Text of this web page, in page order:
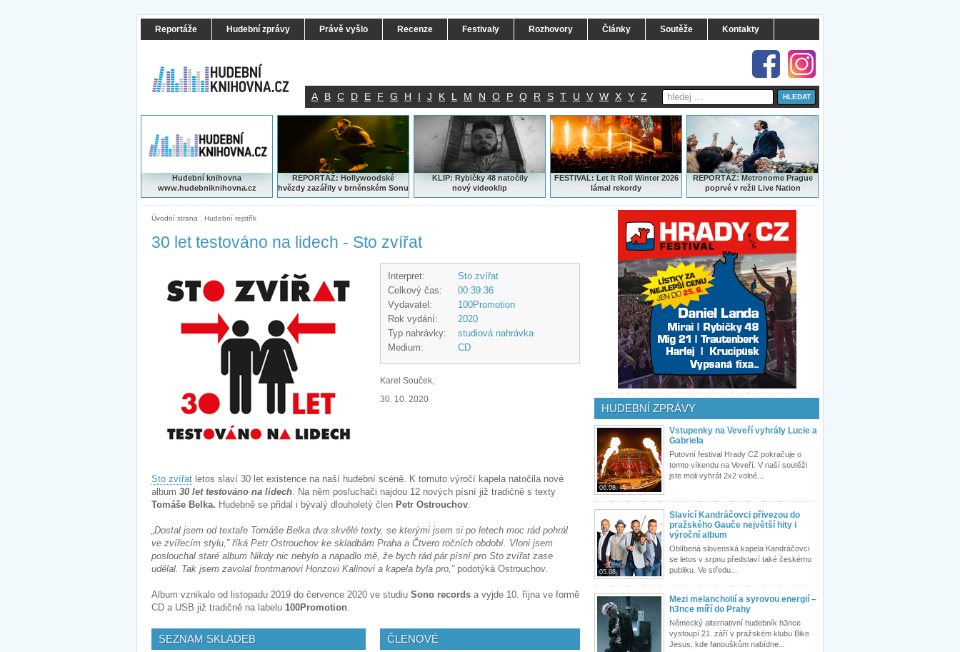
Reportáže Hudební zprávy Právě vyšlo Recenze Festivaly Rozhovory Články Soutěže Kontakty
A B C D E F G H I J K L M N O P Q R S T U V W X Y Z
Hudební knihovna
www.hudebniknihovna.cz
REPORTÁŽ: Hollywoodské
hvězdy zazářily v brněnském Sonu
KLIP: Rybičky 48 natočily
nový videoklip
FESTIVAL: Let It Roll Winter 2026
lámal rekordy
REPORTÁŽ:Metronome Prague
poprvé v režii Live Nation
Úvodní strana | Hudební rejstřík
30 let testováno na lidech - Sto zvířat
Interpret:
Sto zvířat
Celkový čas:
00:39:36
Vydavatel:
100Promotion
Rok vydání:
2020
Typ nahrávky:
studiová nahrávka
Medium:
CD
Karel Souček,
30. 10. 2020
Sto zvířat letos slaví 30 let existence na naší hudební scéně. K tomuto výročí kapela natočila nové
album 30 let testováno na lidech. Na něm posluchači najdou 12 nových písní již tradičně s texty
Tomáše Belka. Hudebně se přidal i bývalý dlouholetý člen Petr Ostrouchov.
„Dostal jsem od textaře Tomáše Belka dva skvělé texty, se kterými jsem si po letech moc rád pohrál
ve zvířecím stylu,” říká Petr Ostrouchov ke skladbám Praha a Čtvero ročních období. Vloni jsem
poslouchal staré album Nikdy nic nebylo a napadlo mě, že bych rád pár písní pro Sto zvířat zase
udělal. Tak jsem zavolal frontmanovi Honzovi Kalinovi a kapela byla pro,” podotýká Ostrouchov.
Album vznikalo od listopadu 2019 do července 2020 ve studiu Sono records a vyjde 10. října ve formě
CD a USB již tradičně na labelu 100Promotion.
SEZNAM SKLADEB ČLENOVÉ
HUDEBNÍ ZPRÁVY
06.08.
Vstupenky na Veveří vyhrály Lucie a
Gabriela
Putovní festival Hrady CZ pokračuje o
tomto víkendu na Veveří. V naší soutěži
jste moli vyhrát 2x2 volné...
05.08.
Slavící Kandráčovci přivezou do
pražského Gauče největší hity i
výroční album
Oblíbená slovenská kapela Kandráčovci
se letos v srpnu představí také českému
publiku. Ve středu...
Mezi melancholií a syrovou energií –
h3nce míří do Prahy
Německý alternativní hudebník h3nce
vystoupí 21. září v pražském klubu Bike
Jesus, kde fanouškům nabídne...